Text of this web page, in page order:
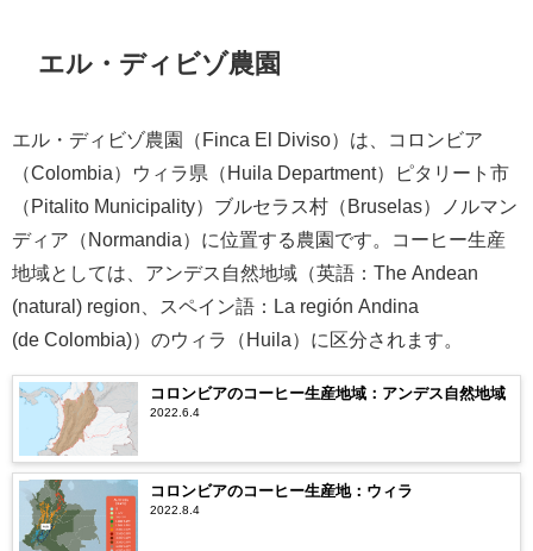
エル・ディビゾ農園
エル・ディビゾ農園（Finca El Diviso）は、コロンビア
（Colombia）ウィラ県（Huila Department）ピタリート市
（Pitalito Municipality）ブルセラス村（Bruselas）ノルマン
ディア（Normandia）に位置する農園です。コーヒー生産
地域としては、アンデス自然地域（英語：The Andean
(natural) region、スペイン語：La región Andina​​​
(de Colombia)）のウィラ（Huila）に区分されます。
コロンビアのコーヒー生産地域：アンデス自然地域
2022.6.4
コロンビアのコーヒー生産地：ウィラ
2022.8.4